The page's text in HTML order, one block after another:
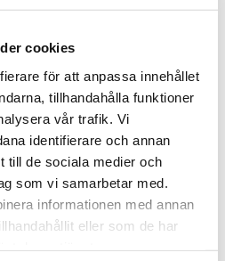
cookies
för att anpassa innehållet
tillhandahålla funktioner
vår trafik. Vi
identifierare och annan
till de sociala medier och
som vi samarbetar med.
informationen med annan
eller som de har